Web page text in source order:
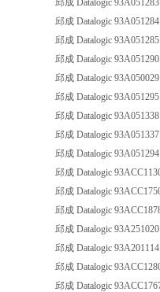
邱成 Datalogic
邱成 Datalogic
邱成 Datalogic
邱成 Datalogic
邱成 Datalogic
邱成 Datalogic
邱成 Datalogic
邱成 Datalogic
邱成 Datalogic
邱成 Datalogic
邱成 Datalogic
邱成 Datalogic
邱成 Datalogic
邱成 Datalogic
邱成 Datalogic
邱成 Datalogic